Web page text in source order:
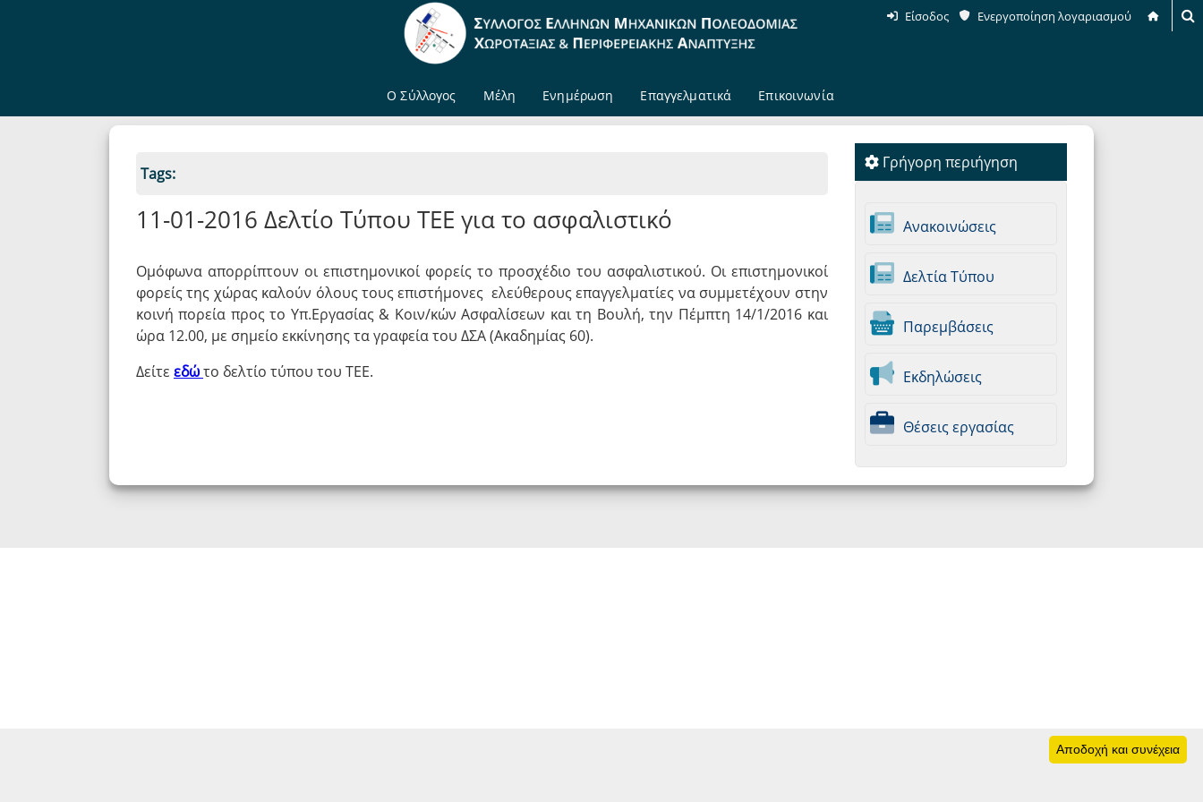
Ο Σύλλογος Μέλη Ενημέρωση Επαγγελματικά Επικοινωνία
Είσοδος Ενεργοποίηση λογαριασμού
Tags:
11-01-2016 Δελτίο Τύπου ΤΕΕ για το ασφαλιστικό
Ομόφωνα απορρίπτουν οι επιστημονικοί φορείς το προσχέδιο του ασφαλιστικού. Οι επιστημονικοί
φορείς της χώρας καλούν όλους τους επιστήμονες  ελεύθερους επαγγελματίες να συμμετέχουν στην
κοινή πορεία προς το Υπ.Εργασίας & Κοιν/κών Ασφαλίσεων και τη Βουλή, την Πέμπτη 14/1/2016 και
ώρα 12.00, με σημείο εκκίνησης τα γραφεία του ΔΣΑ (Ακαδημίας 60).
Δείτε εδώτο δελτίο τύπου του ΤΕΕ.
Γρήγορη περιήγηση
Ανακοινώσεις
Δελτία Τύπου
Παρεμβάσεις
Εκδηλώσεις
Θέσεις εργασίας
Αποδοχή και συνέχεια